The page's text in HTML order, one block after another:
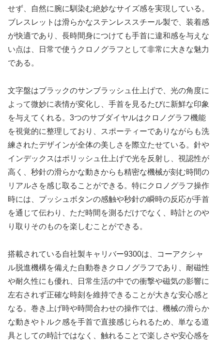
せず、自然に腕に馴染む絶妙なサイズ感を実現している。
ブレスレットは滑らかなステンレススチール製で、装着感
が快適であり、長時間身につけても手首に違和感を与えな
い点は、日常で使うクロノグラフとして非常に大きな魅力
である。
文字盤はブラックのサンブラッシュ仕上げで、光の角度に
よって微妙に表情が変化し、手首を見るたびに新鮮な印象
を与えてくれる。3つのサブダイヤルはクロノグラフ機能
を視覚的に整理しており、スポーティーでありながらも洗
練されたデザインが全体の美しさを際立たせている。針や
インデックスはポリッシュ仕上げで光を反射し、視認性が
高く、秒針の滑らかな動きからも精密な機械が刻む時間の
リアルさを感じ取ることができる。特にクロノグラフ操作
時には、プッシュボタンの感触や秒針の瞬時の反応が手首
を通じて伝わり、ただ時間を測るだけでなく、時計とのや
り取りそのものを楽しむことができる。
搭載されている自社製キャリバー9300は、コーアクシャ
ル脱進機構を備えた自動巻きクロノグラフであり、耐磁性
や耐久性にも優れ、日常生活の中での衝撃や磁気の影響に
左右されず正確な時刻を維持できることが大きな安心感と
なる。巻き上げ時や時間合わせの操作では、機械の滑らか
な動きやトルク感を手首で直接感じられるため、単なる道
具としての時計ではなく、触れることで楽しさや安心感を